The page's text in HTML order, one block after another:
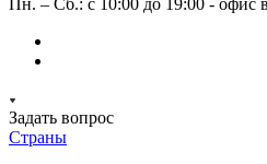
Пн. – Сб.: с 10:00 до 19:00 - офис
Задать вопрос
Страны